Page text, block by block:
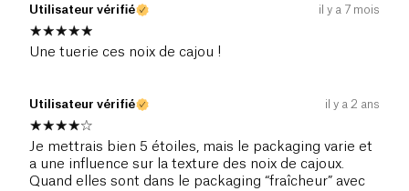
Utilisateur vérifié il y a 7 mois
Une tuerie ces noix de cajou !
Utilisateur vérifié il y a 2 ans
Je mettrais bien 5 étoiles, mais le packaging varie et
a une influence sur la texture des noix de cajoux.
Quand elles sont dans le packaging “fraîcheur” avec